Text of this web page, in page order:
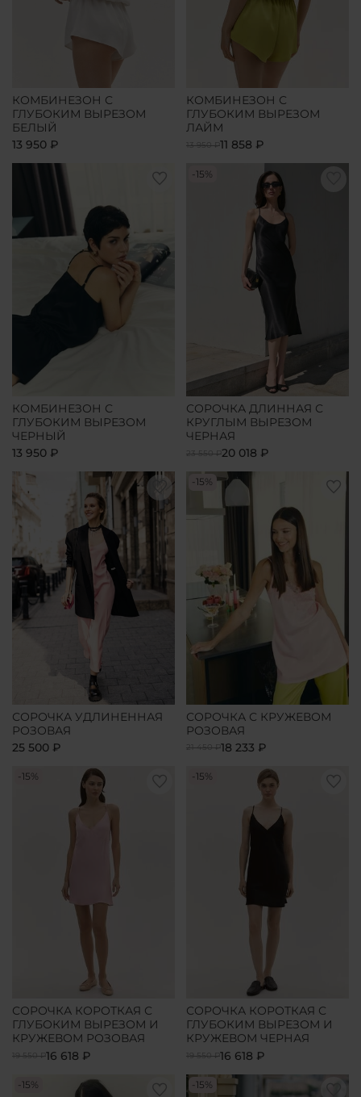
КОМБИНЕЗОН С
ГЛУБОКИМ ВЫРЕЗОМ
БЕЛЫЙ
13 950 ₽
КОМБИНЕЗОН С
ГЛУБОКИМ ВЫРЕЗОМ
ЛАЙМ
13 950 ₽11 858 ₽
КОМБИНЕЗОН С
ГЛУБОКИМ ВЫРЕЗОМ
ЧЕРНЫЙ
13 950 ₽
-15%
СОРОЧКА ДЛИННАЯ С
КРУГЛЫМ ВЫРЕЗОМ
ЧЕРНАЯ
23 550 ₽20 018 ₽
СОРОЧКА УДЛИНЕННАЯ
РОЗОВАЯ
25 500 ₽
-15%
СОРОЧКА С КРУЖЕВОМ
РОЗОВАЯ
21 450 ₽18 233 ₽
-15%
СОРОЧКА КОРОТКАЯ С
ГЛУБОКИМ ВЫРЕЗОМ И
КРУЖЕВОМ РОЗОВАЯ
19 550 ₽16 618 ₽
-15%
СОРОЧКА КОРОТКАЯ С
ГЛУБОКИМ ВЫРЕЗОМ И
КРУЖЕВОМ ЧЕРНАЯ
19 550 ₽16 618 ₽
-15% -15%